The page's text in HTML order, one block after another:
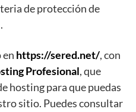
de protección de
en https://sered.net/, con
Profesional, que
hosting para que puedas
sitio. Puedes consultar